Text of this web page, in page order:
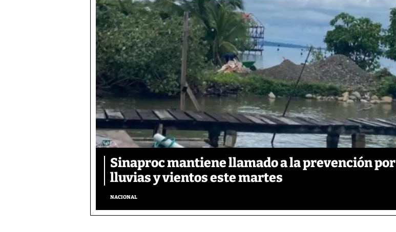
Sinaproc mantiene llamado a la prevención por
lluvias y vientos este martes
NACIONAL